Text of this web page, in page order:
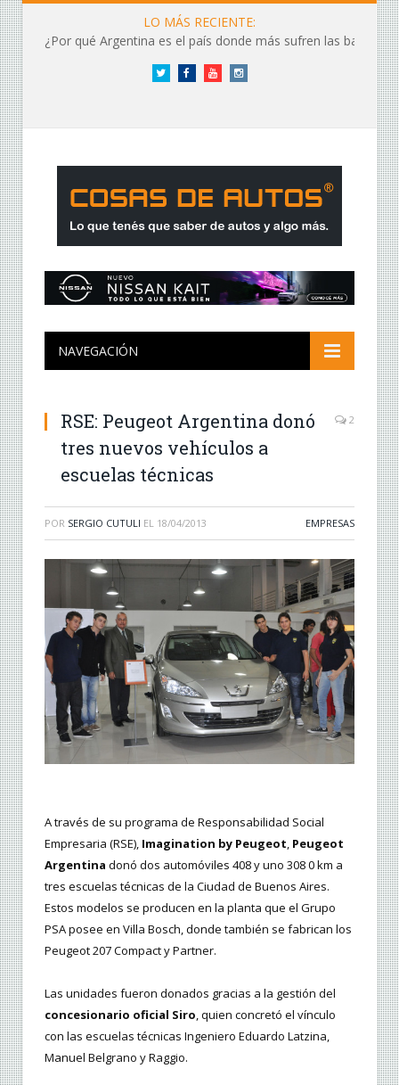
LO MÁS RECIENTE:
¿Por qué Argentina es el país donde más sufren las baterías?
Twitter FacebookYouTubeInstagram
NAVEGACIÓN
RSE: Peugeot Argentina donó
tres nuevos vehículos a
escuelas técnicas
2
POR SERGIO CUTULI EL 18/04/2013 EMPRESAS
A través de su programa de Responsabilidad Social
Empresaria (RSE), Imagination by Peugeot Peugeot
Argentina donó dos automóviles 408 y uno 308 0 km a
tres escuelas técnicas de la Ciudad de Buenos Aires.
Estos modelos se producen en la planta que el Grupo
PSA posee en Villa Bosch, donde también se fabrican los
Peugeot 207 Compact y Partner.
Las unidades fueron donados gracias a la gestión del
concesionario oficial Siro, quien concretó el vínculo
con las escuelas técnicas Ingeniero Eduardo Latzina,
Manuel Belgrano y Raggio.